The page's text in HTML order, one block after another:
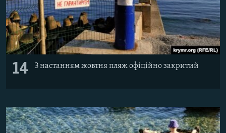
14 З настанням жовтня пляж офіційно закритий